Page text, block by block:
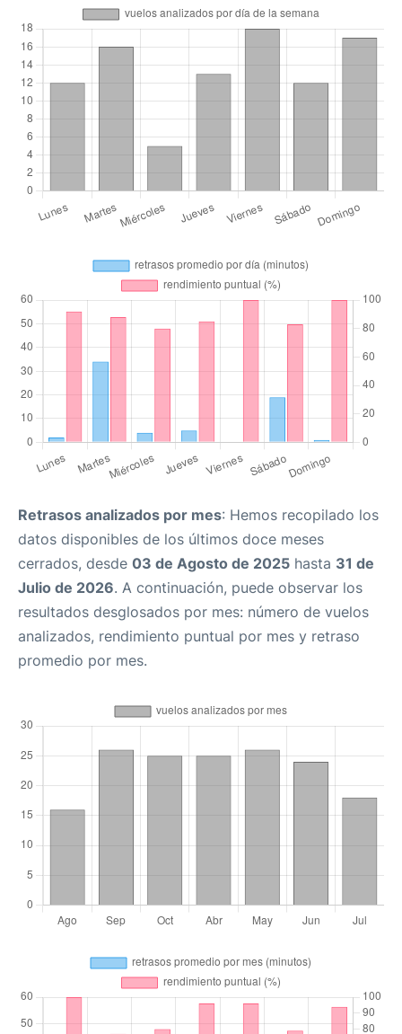
Retrasos analizados por mes: Hemos recopilado los
datos disponibles de los últimos doce meses
cerrados, desde 03 de Agosto de 2025 hasta 31 de
Julio de 2026. A continuación, puede observar los
resultados desglosados por mes: número de vuelos
analizados, rendimiento puntual por mes y retraso
promedio por mes.